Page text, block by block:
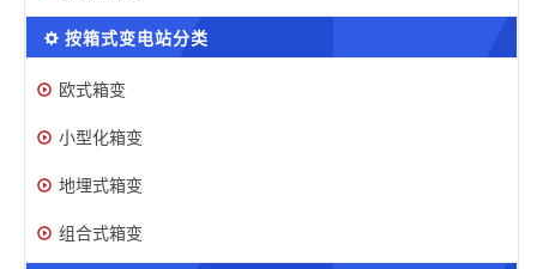
按箱式变电站分类
欧式箱变
小型化箱变
地埋式箱变
组合式箱变